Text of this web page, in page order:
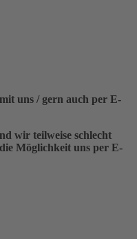
uns / gern auch per E-
wir teilweise schlecht
Möglichkeit uns per E-